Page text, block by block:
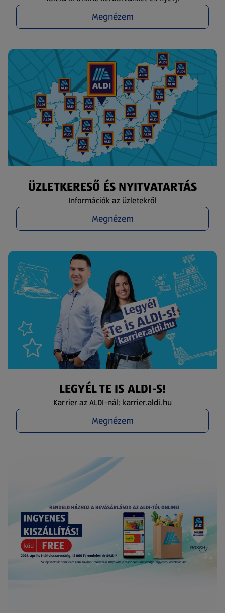
Megnézem
ÜZLETKERESŐ ÉS NYITVATARTÁS
Információk az üzletekről
Megnézem
LEGYÉL TE IS ALDI-S!
Karrier az ALDI-nál: karrier.aldi.hu
Megnézem